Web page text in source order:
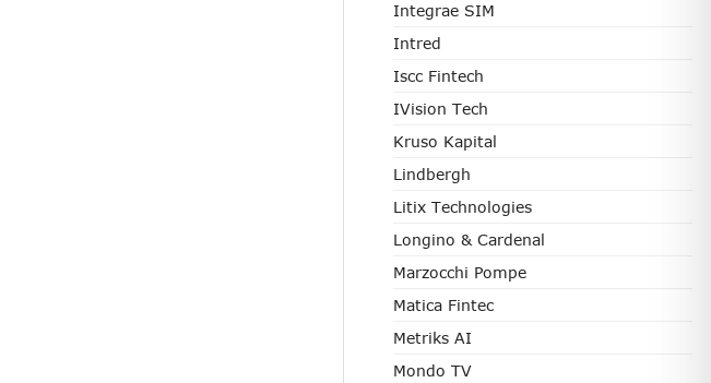
Integrae SIM
Intred
Iscc Fintech
IVision Tech
Kruso Kapital
Lindbergh
Litix Technologies
Longino & Cardenal
Marzocchi Pompe
Matica Fintec
Metriks AI
Mondo TV